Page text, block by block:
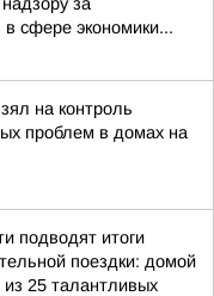
сфере экономики...
на контроль
проблем в домах на
подводят итоги
поездки: домой
из 25 талантливых